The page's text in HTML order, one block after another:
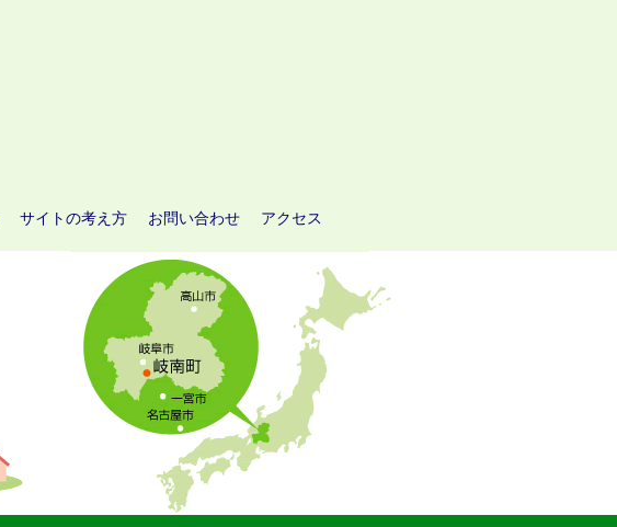
サイトの考え方 お問い合わせ アクセス